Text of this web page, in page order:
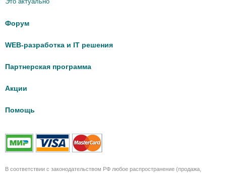
Форум
WEB-разработка и IT решения
Партнерская программа
Акции
Помощь
В соответствии с законодательством РФ любое распространение (продажа,